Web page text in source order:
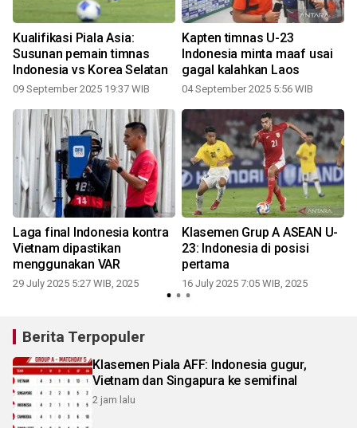
Kualifikasi Piala Asia:
Susunan pemain timnas
Indonesia vs Korea Selatan
09 September 2025 19:37 WIB
Kapten timnas U-23
Indonesia minta maaf usai
gagal kalahkan Laos
04 September 2025 5:56 WIB
Laga final Indonesia kontra
Vietnam dipastikan
menggunakan VAR
29 July 2025 5:27 WIB, 2025
Klasemen Grup A ASEAN U-
23: Indonesia di posisi
pertama
16 July 2025 7:05 WIB, 2025
Berita Terpopuler
Klasemen Piala AFF: Indonesia gugur,
Vietnam dan Singapura ke semifinal
2 jam lalu